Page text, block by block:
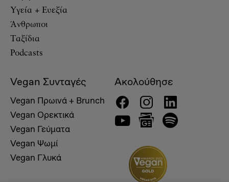
Υγεία + Ευεξία
Άνθρωποι
Ταξίδια
Podcasts
Vegan Συνταγές
Vegan Πρωινά + Brunch
Vegan Ορεκτικά
Vegan Γεύματα
Vegan Ψωμί
Vegan Γλυκά
Ακολούθησε